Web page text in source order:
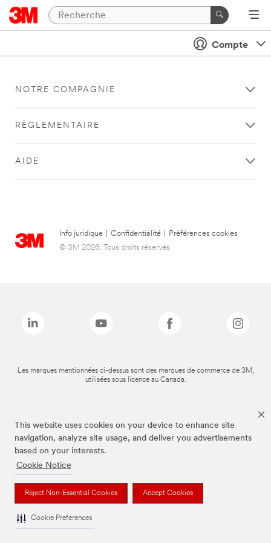
This website uses cookies on your device to enhance site
navigation, analyze site usage, and deliver you advertisements
based on your interests.
Cookie Notice
Reject Non-Essential Cookies Accept Cookies
Cookie Preferences
Compte
NOTRE COMPAGNIE
RÈGLEMENTAIRE
AIDE
Info juridique Confidentialité
Préférences cookies
© 3M 2026. Tous droits réservés.
Les marques mentionnées ci-dessus sont des marques de commerce de 3M,
utilisées sous licence au Canada.